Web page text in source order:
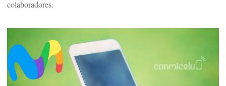
colaboradores.